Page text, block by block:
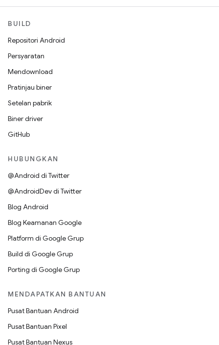
BUILD
Repositori Android
Persyaratan
Mendownload
Pratinjau biner
Setelan pabrik
Biner driver
GitHub
HUBUNGKAN
@Android di Twitter
@AndroidDev di Twitter
Blog Android
Blog Keamanan Google
Platform di Google Grup
Build di Google Grup
Porting di Google Grup
MENDAPATKAN BANTUAN
Pusat Bantuan Android
Pusat Bantuan Pixel
Pusat Bantuan Nexus